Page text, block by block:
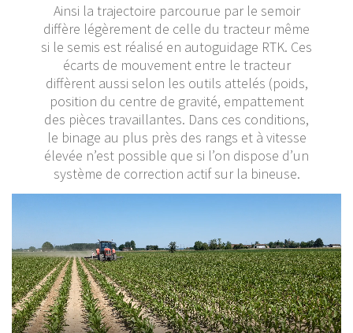
Ainsi la trajectoire parcourue par le semoir
diffère légèrement de celle du tracteur même
si le semis est réalisé en autoguidage RTK. Ces
écarts de mouvement entre le tracteur
diffèrent aussi selon les outils attelés (poids,
position du centre de gravité, empattement
des pièces travaillantes. Dans ces conditions,
le binage au plus près des rangs et à vitesse
élevée n’est possible que si l’on dispose d’un
système de correction actif sur la bineuse.